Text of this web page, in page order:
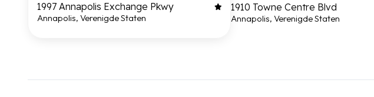
1997 Annapolis Exchange Pkwy
Annapolis, Verenigde Staten
1910 Towne Centre Blvd
Annapolis, Verenigde Staten